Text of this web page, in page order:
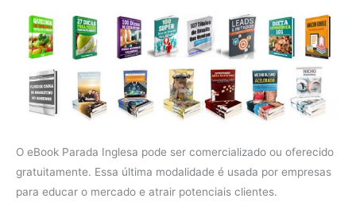
O eBook Parada Inglesa pode ser comercializado ou oferecido
gratuitamente. Essa última modalidade é usada por empresas
para educar o mercado e atrair potenciais clientes.